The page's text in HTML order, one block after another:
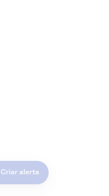
Criar alerta